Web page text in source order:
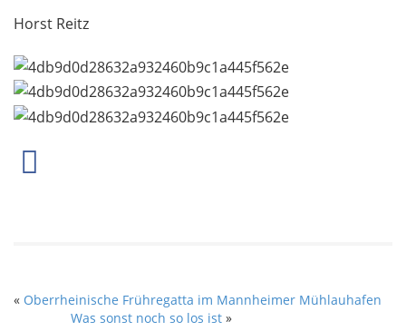
Horst Reitz
« Oberrheinische Frühregatta im Mannheimer Mühlauhafen
Was sonst noch so los ist»